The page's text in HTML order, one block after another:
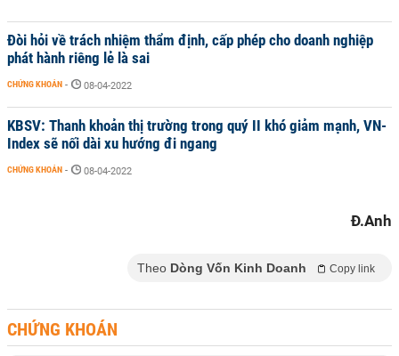
Đòi hỏi về trách nhiệm thẩm định, cấp phép cho doanh nghiệp
phát hành riêng lẻ là sai
CHỨNG KHOÁN - 08-04-2022
KBSV: Thanh khoản thị trường trong quý II khó giảm mạnh, VN-
Index sẽ nối dài xu hướng đi ngang
CHỨNG KHOÁN - 08-04-2022
Đ.Anh
Theo Dòng Vốn Kinh Doanh Copy link
CHỨNG KHOÁN